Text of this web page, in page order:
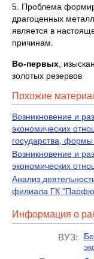
5. Проблема
драгоценных
является в
причинам.
Во-первых ,
золотых резервов
Похожие
Возникновение и
экономических
государства, формы
Возникновение и
экономических
Анализ
филиала ГК
Информация о
ВУЗ: